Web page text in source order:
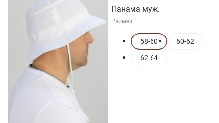
Панама муж.
Размер
58-60 60-62
62-64